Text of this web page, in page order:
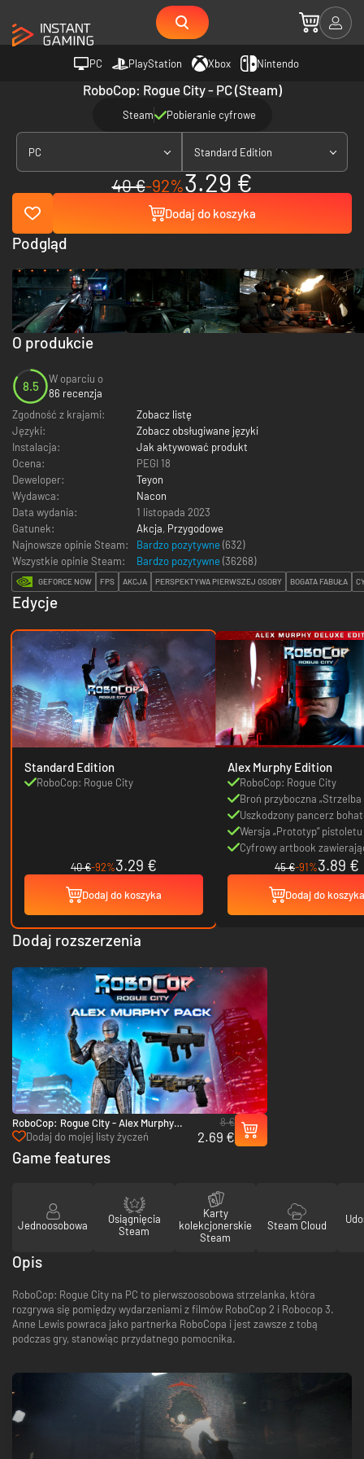
PC PlayStation Xbox Nintendo
RoboCop: Rogue City - PC (Steam)
Steam Pobieranie cyfrowe
PC Standard Edition
40 €-92%3.29 €
Dodaj do koszyka
O produkcie
8.5
W oparciu o
86 recenzja
Zgodność z krajami:
Zobacz listę
Języki:
Zobacz obsługiwane języki
Instalacja:
Jak aktywować produkt
Ocena:
PEGI 18
Deweloper:
Teyon
Wydawca:
Nacon
Data wydania:
1 listopada 2023
Gatunek:
Akcja, Przygodowe
Najnowsze opinie Steam:
Bardzo pozytywne (632)
Wszystkie opinie Steam:
Bardzo pozytywne (36268)
GEFORCE NOW FPS AKCJA PERSPEKTYWA PIERWSZEJ OSOBY BOGATA FABUŁA
Edycje
Standard Edition
RoboCop: Rogue City
40 €-92%3.29 €
Dodaj do koszyka
Alex Murphy Edition
RoboCop: Rogue City
Broń przyboczna „Strzelba
Uszkodzony pancerz
pochodzący z pierwszej
RoboCop (ozdoba)
Wersja „Prototyp”
(ozdoba)
Cyfrowy artbook
stron rysunków
45 €-91%3.89 €
Dodaj do koszyka
Dodaj rozszerzenia
RoboCop: Rogue City - Alex Murphy
Pack - PC (Steam)
Dodaj do mojej listy życzeń
8 €
2.69 €
Podgląd
Game features
Jednoosobowa
Osiągnięcia
Steam
Karty
kolekcjonerskie
Steam
Steam Cloud
Opis
RoboCop: Rogue City na PC to pierwszoosobowa strzelanka, która
rozgrywa się pomiędzy wydarzeniami z filmów RoboCop 2 i Robocop 3.
Anne Lewis powraca jako partnerka RoboCopa i jest zawsze z tobą
podczas gry, stanowiąc przydatnego pomocnika.